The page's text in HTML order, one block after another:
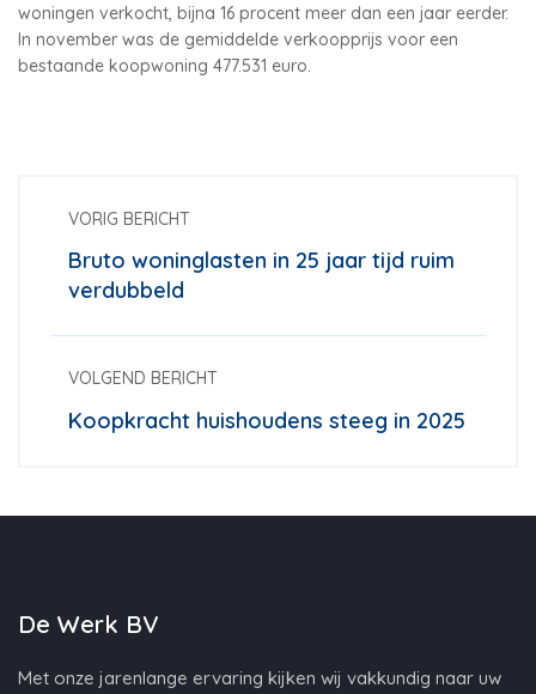
woningen verkocht, bijna 16 procent meer dan een jaar eerder.
In november was de gemiddelde verkoopprijs voor een
bestaande koopwoning 477.531 euro.
VORIG BERICHT
Bruto woninglasten in 25 jaar tijd ruim
verdubbeld
VOLGEND BERICHT
Koopkracht huishoudens steeg in 2025
De Werk BV
Met onze jarenlange ervaring kijken wij vakkundig naar uw